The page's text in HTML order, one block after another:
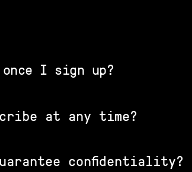
once I sign up?
at any time?
confidentiality?